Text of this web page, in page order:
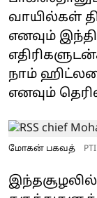
வாயில்கள்
எனவும்
நாம்
எனவும்
மோகன் பகவத் PTI